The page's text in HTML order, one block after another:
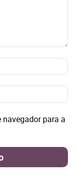
E-
navegador para a